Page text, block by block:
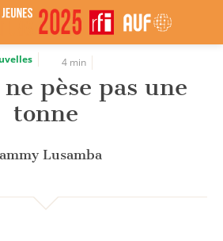
cookies
4 min
pèse pas une
tonne
Lusamba